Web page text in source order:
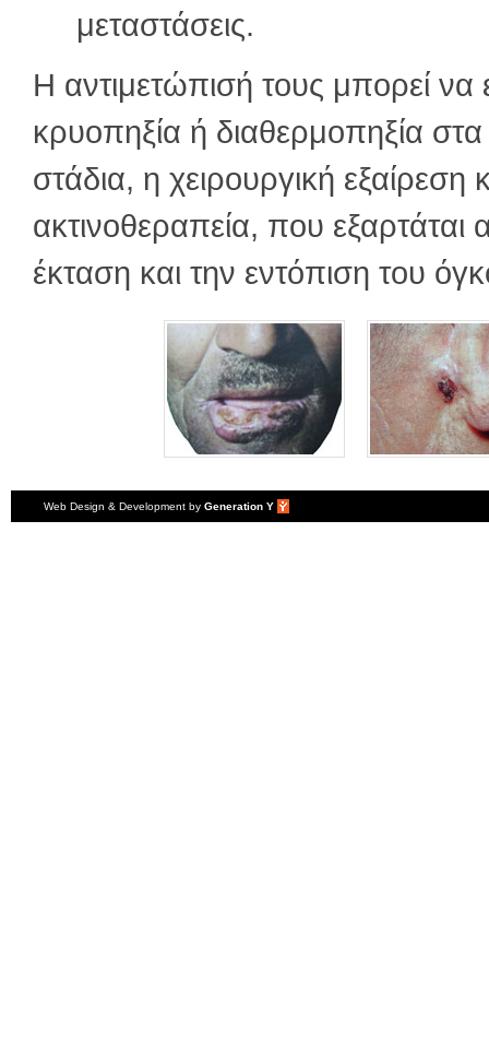
μεταστάσεις.
Η αντιμετώπισή τους μπορεί να
κρυοπηξία ή διαθερμοπηξία
στάδια, η χειρουργική εξαίρεση
ακτινοθεραπεία, που εξαρτάται
έκταση και την εντόπιση του
Web Design & Development by Generation Y